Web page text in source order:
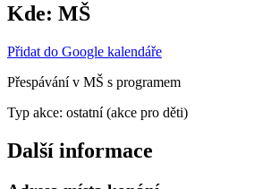
Kde: MŠ
Přidat do Google kalendáře
Přespávání v MŠ s programem
Typ akce: ostatní (akce pro děti)
Další informace